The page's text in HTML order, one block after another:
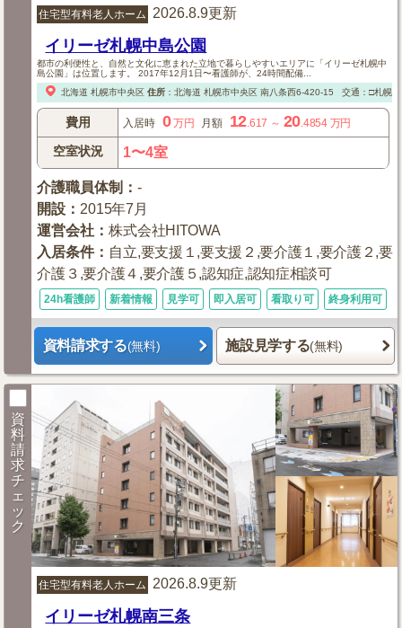
住宅型有料老人ホーム 2026.8.9更新
イリーゼ札幌中島公園
都市の利便性と、自然と文化に恵まれた立地で暮らしやすいエリアに「イリーゼ札幌中
島公園」は位置します。 2017年12月1日〜看護師が、24時間配備...
北海道 札幌市中央区 住所： 北海道 札幌市中央区南八条西6-420-15 交通：□札幌
費用 入居時 0万円 月額 12.617 ～ 20.4854 万円
空室状況 1〜4室
介護職員体制 ：-
開設 ： 2015年7月
運営会社 ：株式会社HITOWA
入居条件： 自立,要支援１,要支援２,要介護１,要介護２,要
介護３,要介護４,要介護５,認知症,認知症相談可
24h看護師 新着情報 見学可 即入居可 看取り可 終身利用可
資料請求する(無料) 施設見学する(無料)
資
料
請
求
チ
ェ
ッ
ク
住宅型有料老人ホーム 2026.8.9更新
イリーゼ札幌南三条